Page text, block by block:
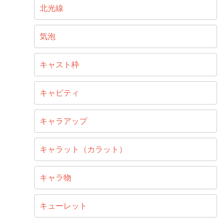
北光線
気泡
キャスト枠
キャビティ
キャラアップ
キャラット（カラット）
キャラ物
キューレット